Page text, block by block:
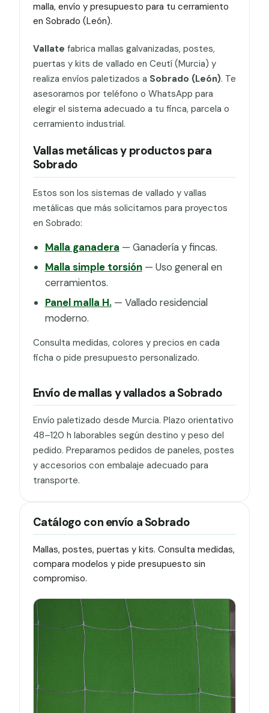
malla, envío y presupuesto para tu cerramiento
en Sobrado (León).
Vallate fabrica mallas galvanizadas, postes,
puertas y kits de vallado en Ceutí (Murcia) y
realiza envíos paletizados a Sobrado (León). Te
asesoramos por teléfono o WhatsApp para
elegir el sistema adecuado a tu finca, parcela o
cerramiento industrial.
Vallas metálicas y productos para
Sobrado
Estos son los sistemas de vallado y vallas
metálicas que más solicitamos para proyectos
en Sobrado:
Malla ganadera — Ganadería y fincas.
Malla simple torsión— Uso general en
cerramientos.
Panel malla H.— Vallado residencial
moderno.
Consulta medidas, colores y precios en cada
ficha o pide presupuesto personalizado.
Envío de mallas y vallados a Sobrado
Envío paletizado desde Murcia. Plazo orientativo
48–120 h laborables según destino y peso del
pedido. Preparamos pedidos de paneles, postes
y accesorios con embalaje adecuado para
transporte.
Catálogo con envío a Sobrado
Mallas, postes, puertas y kits. Consulta medidas,
compara modelos y pide presupuesto sin
compromiso.